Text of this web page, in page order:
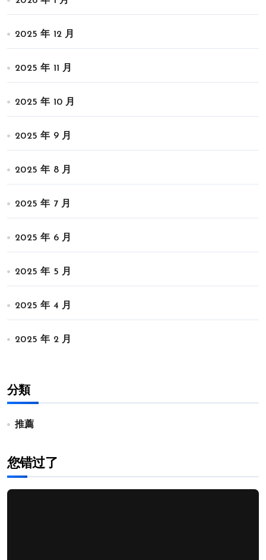
2025 年 12 月
2025 年 11 月
2025 年 10 月
2025 年 9 月
2025 年 8 月
2025 年 7 月
2025 年 6 月
2025 年 5 月
2025 年 4 月
2025 年 2 月
分類
推薦
您错过了